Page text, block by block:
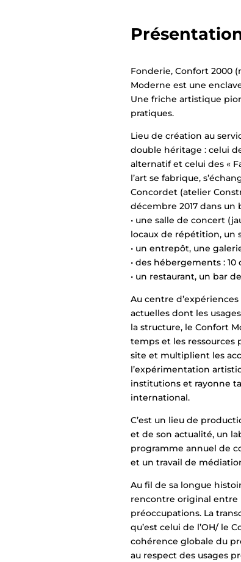
Fonderie, Confort 2000
Moderne est une
Une friche artistique
pratiques.
Lieu de création au
double héritage : celui
alternatif et celui des «
l’art se fabrique,
Concordet (atelier
décembre 2017 dans
• une salle de concert
locaux de répétition, un
• un entrepôt, une
• des hébergements :
• un restaurant, un bar
Au centre
actuelles dont les
la structure, le Confort
temps et les ressources
site et multiplient les
l’expérimentation
institutions et rayonne
international.
C’est un lieu de
et de son actualité, un
programme annuel de
et un travail de
Au fil de sa longue
rencontre original entre
préoccupations. La
qu’est celui de l’OH/ le
cohérence globale du
au respect des usages